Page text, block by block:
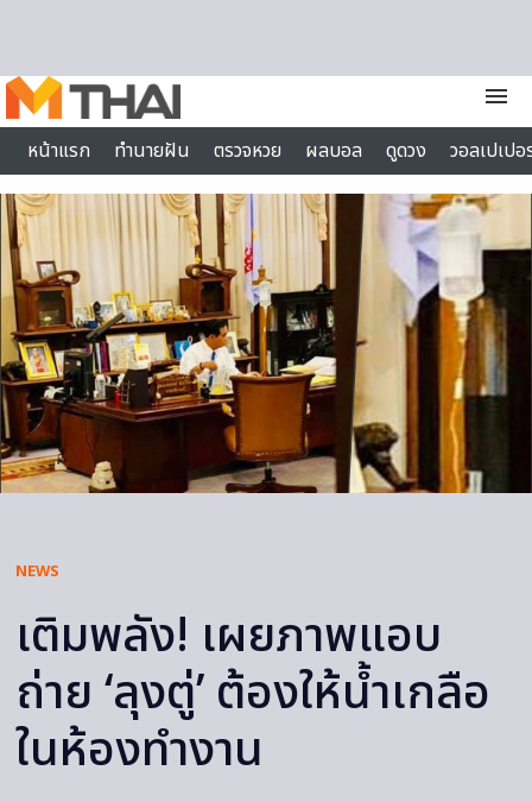
menu
หน้าแรก
ทำนายฝัน ตรวจหวย ผลบอล ดูดวง
วอลเปเป
ไลฟ์สไตล์
NEWS
เติมพลัง! เผยภาพแอบ
ถ่าย ‘ลุงตู่’ ต้องให้น้ำเกลือ
ในห้องทำงาน